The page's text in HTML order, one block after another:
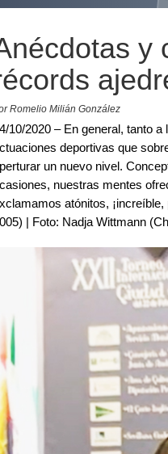
y
Romelio Milián González
10/2020 – En general, tanto
deportivas que
un nuevo nivel.
nuestras mentes
atónitos,
| Foto: Nadja Wittmann